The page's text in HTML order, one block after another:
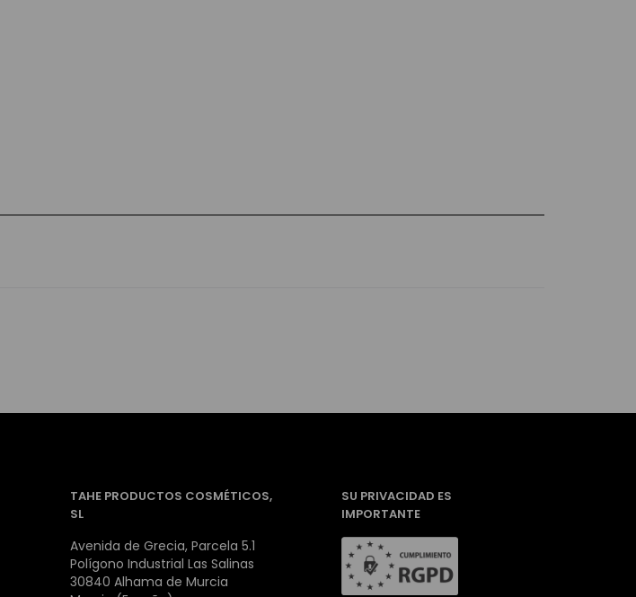
TAHE PRODUCTOS COSMÉTICOS,
SL
Avenida de Grecia, Parcela 5.1
Polígono Industrial Las Salinas
30840 Alhama de Murcia
SU PRIVACIDAD ES
IMPORTANTE